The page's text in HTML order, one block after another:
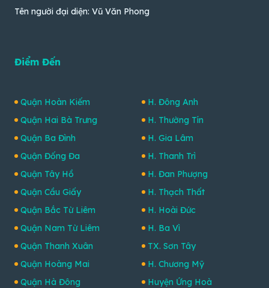
Tên người đại diện: Vũ Văn Phong
Điểm Đến
Quận Hoàn Kiếm
Quận Hai Bà Trưng
Quận Ba Đình
Quận Đống Đa
Quận Tây Hồ
Quận Cầu Giấy
Quận Bắc Từ Liêm
Quận Nam Từ Liêm
Quận Thanh Xuân
Quận Hoàng Mai
Quận Hà Đông
H. Đông Anh
H. Thường Tín
H. Gia Lâm
H. Thanh Trì
H. Đan Phượng
H. Thạch Thất
H. Hoài Đức
H. Ba Vì
TX. Sơn Tây
H. Chương Mỹ
Huyện Ứng Hoà